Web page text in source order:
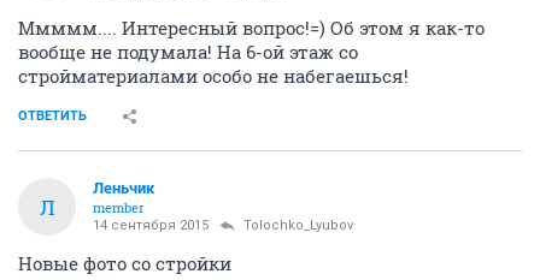
Ммммм.... Интересный вопрос!=) Об этом я как-то
вообще не подумала! На 6-ой этаж со
стройматериалами особо не набегаешься!
ОТВЕТИТЬ
Л
Леньчик
member
14 сентября 2015 Tolochko_Lyubov
Новые фото со стройки